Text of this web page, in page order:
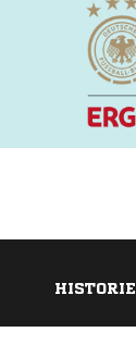
HISTORIE